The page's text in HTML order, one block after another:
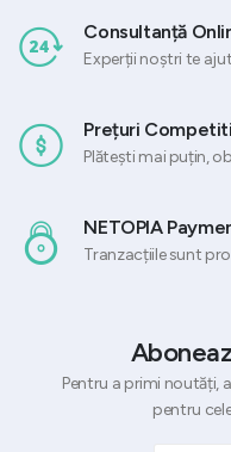
Consultanță
Experții noștri te
Prețuri
Plătești mai puțin,
NETOPIA
Tranzacțiile sunt
Pentru a primi noutăți,
pentru